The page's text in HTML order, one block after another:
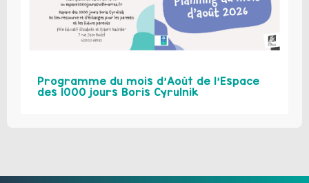
Programme du mois d’Août de l’Espace
des 1000 jours Boris Cyrulnik